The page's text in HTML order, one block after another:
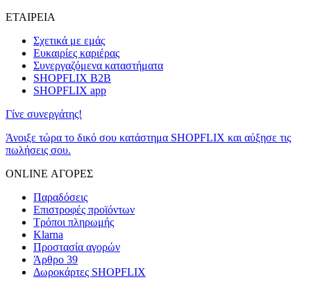
ΕΤΑΙΡΕΙΑ
Σχετικά με εμάς
Ευκαιρίες καριέρας
Συνεργαζόμενα καταστήματα
SHOPFLIX B2B
SHOPFLIX app
Γίνε συνεργάτης!
Άνοιξε τώρα το δικό σου κατάστημα SHOPFLIX και αύξησε τις
πωλήσεις σου.
ONLINE ΑΓΟΡΕΣ
Παραδόσεις
Επιστροφές προϊόντων
Τρόποι πληρωμής
Klarna
Προστασία αγορών
Άρθρο 39
Δωροκάρτες SHOPFLIX